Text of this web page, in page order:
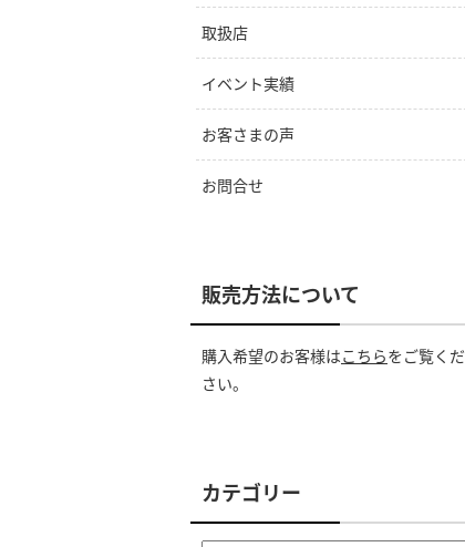
取扱店
イベント実績
お客さまの声
お問合せ
販売方法について
購入希望のお客様はこちらをご覧くだ
さい。
カテゴリー